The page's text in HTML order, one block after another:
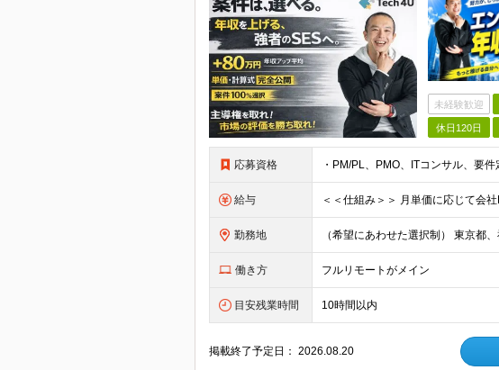
未経験歓迎
休日120日
応募資格
給与
勤務地
働き方 フルリモートがメイン
目安残業時間 10時間以内
掲載終了予定日：2026.08.20